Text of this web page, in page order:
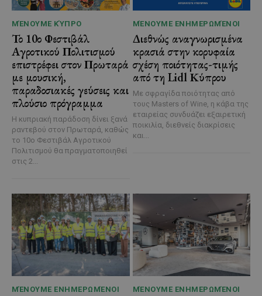
ΜΈΝΟΥΜΕ ΚΎΠΡΟ
Το 10ο Φεστιβάλ
Αγροτικού Πολιτισμού
επιστρέφει στον Πρωταρά
με μουσική,
παραδοσιακές γεύσεις και
πλούσιο πρόγραμμα
Η κυπριακή παράδοση δίνει ξανά
ραντεβού στον Πρωταρά, καθώς
το 10ο Φεστιβάλ Αγροτικού
Πολιτισμού θα πραγματοποιηθεί
στις 2...
ΜΈΝΟΥΜΕ ΕΝΗΜΕΡΩΜΈΝΟΙ
Διεθνώς αναγνωρισμένα
κρασιά στην κορυφαία
σχέση ποιότητας-τιμής
από τη Lidl Κύπρου
Με σφραγίδα ποιότητας από
τους Masters of Wine, η κάβα της
εταιρείας συνδυάζει εξαιρετική
ποικιλία, διεθνείς διακρίσεις
και...
ΜΈΝΟΥΜΕ ΕΝΗΜΕΡΩΜΈΝΟΙ ΜΈΝΟΥΜΕ ΕΝΗΜΕΡΩΜΈΝΟΙ